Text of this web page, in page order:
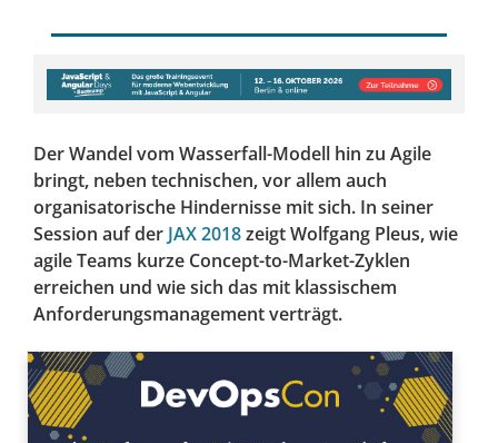
Der Wandel vom Wasserfall-Modell hin zu Agile
bringt, neben technischen, vor allem auch
organisatorische Hindernisse mit sich. In seiner
Session auf der JAX 2018zeigt Wolfgang Pleus, wie
agile Teams kurze Concept-to-Market-Zyklen
erreichen und wie sich das mit klassischem
Anforderungsmanagement verträgt.